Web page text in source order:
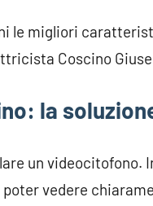
le migliori
Coscino
la
un videocitofono.
vedere